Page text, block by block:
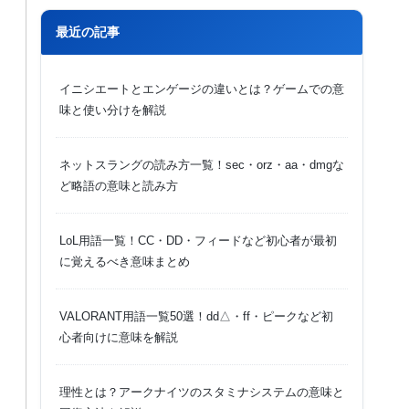
最近の記事
イニシエートとエンゲージの違いとは？ゲームでの意
味と使い分けを解説
ネットスラングの読み方一覧！sec・orz・aa・dmgな
ど略語の意味と読み方
LoL用語一覧！CC・DD・フィードなど初心者が最初
に覚えるべき意味まとめ
VALORANT用語一覧50選！dd△・ff・ピークなど初
心者向けに意味を解説
理性とは？アークナイツのスタミナシステムの意味と